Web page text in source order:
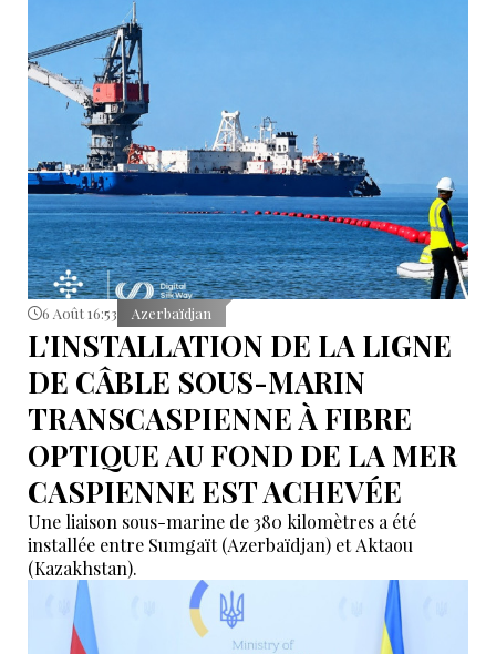
6 Août 16:53 Azerbaïdjan
L'INSTALLATION DE LA LIGNE
DE CÂBLE SOUS-MARIN
TRANSCASPIENNE À FIBRE
OPTIQUE AU FOND DE LA MER
CASPIENNE EST ACHEVÉE
Une liaison sous-marine de 380 kilomètres a été
installée entre Sumgaït (Azerbaïdjan) et Aktaou
(Kazakhstan).